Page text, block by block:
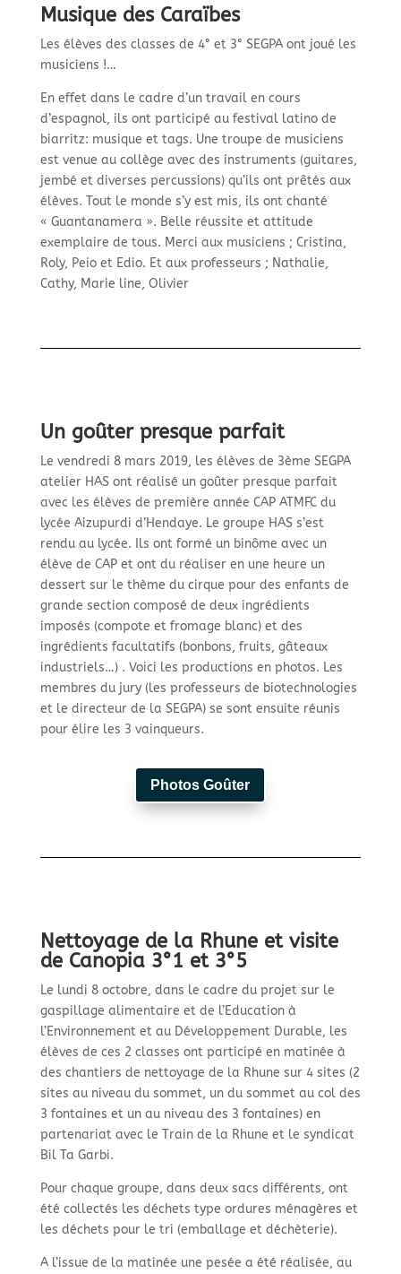
Musique des Caraïbes
Les élèves des classes de 4° et 3° SEGPA ont joué les
musiciens !…
En effet dans le cadre d’un travail en cours
d’espagnol, ils ont participé au festival latino de
biarritz: musique et tags. Une troupe de musiciens
est venue au collège avec des instruments (guitares,
jembé et diverses percussions) qu’ils ont prêtés aux
élèves. Tout le monde s’y est mis, ils ont chanté
« Guantanamera ». Belle réussite et attitude
exemplaire de tous. Merci aux musiciens ; Cristina,
Roly, Peio et Edio. Et aux professeurs ; Nathalie,
Cathy, Marie line, Olivier
Un goûter presque parfait
Le vendredi 8 mars 2019, les élèves de 3ème SEGPA
atelier HAS ont réalisé un goûter presque parfait
avec les élèves de première année CAP ATMFC du
lycée Aizupurdi d’Hendaye. Le groupe HAS s’est
rendu au lycée. Ils ont formé un binôme avec un
élève de CAP et ont du réaliser en une heure un
dessert sur le thème du cirque pour des enfants de
grande section composé de deux ingrédients
imposés (compote et fromage blanc) et des
ingrédients facultatifs (bonbons, fruits, gâteaux
industriels…) . Voici les productions en photos. Les
membres du jury (les professeurs de biotechnologies
et le directeur de la SEGPA) se sont ensuite réunis
pour élire les 3 vainqueurs.
Photos Goûter
Nettoyage de la Rhune et visite
de Canopia 3°1 et 3°5
Le lundi 8 octobre, dans le cadre du projet sur le
gaspillage alimentaire et de l’Education à
l’Environnement et au Développement Durable, les
élèves de ces 2 classes ont participé en matinée à
des chantiers de nettoyage de la Rhune sur 4 sites (2
sites au niveau du sommet, un du sommet au col des
3 fontaines et un au niveau des 3 fontaines) en
partenariat avec le Train de la Rhune et le syndicat
Bil Ta Garbi.
Pour chaque groupe, dans deux sacs différents, ont
été collectés les déchets type ordures ménagères et
les déchets pour le tri (emballage et déchèterie).
A l’issue de la matinée une pesée a été réalisée, au